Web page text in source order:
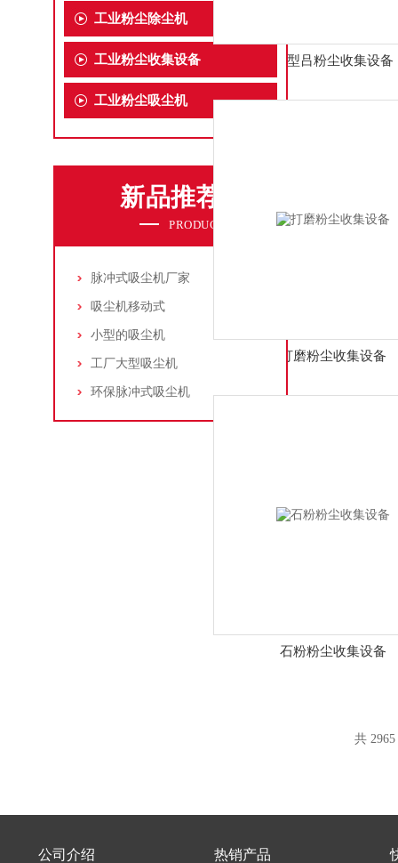
工业粉尘除尘机
工业粉尘收集设备
工业粉尘吸尘机
新品推荐
PRODUCTS
脉冲式吸尘机厂家
吸尘机移动式
小型的吸尘机
工厂大型吸尘机
环保脉冲式吸尘机
小型吕粉尘收集设备
打磨粉尘收集设备
石粉粉尘收集设备
共
公司介绍 热销产品